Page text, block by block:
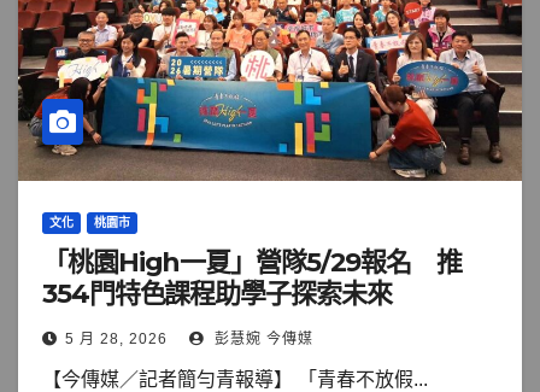
文化 桃園市
「桃園High一夏」營隊5/29報名 推
354門特色課程助學子探索未來
5 月 28, 2026 彭慧婉 今傳媒
【今傳媒／記者簡勻青報導】 「青春不放假...